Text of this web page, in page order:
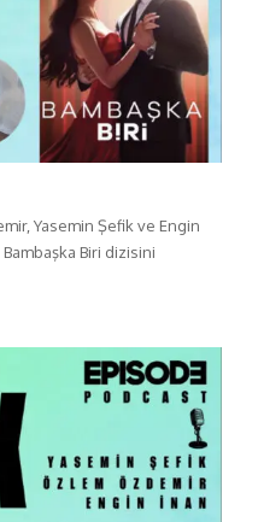
Yasemin Şefik ve Engin
Biri dizisini